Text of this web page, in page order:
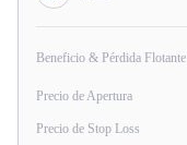
Beneficio & Pérdida Flotante
Precio de Apertura
Precio de Stop Loss